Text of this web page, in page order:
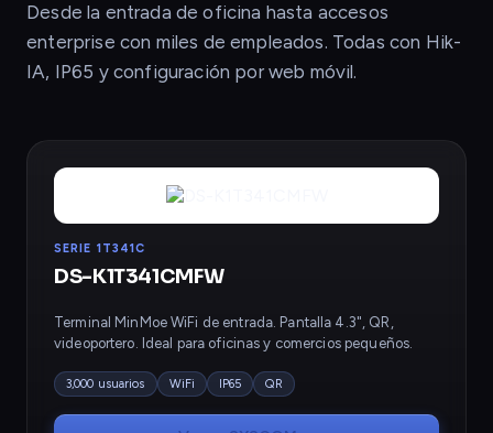
Desde la entrada de oficina hasta accesos
enterprise con miles de empleados. Todas con Hik-
IA, IP65 y configuración por web móvil.
SERIE 1T341C
DS-K1T341CMFW
Terminal MinMoe WiFi de entrada. Pantalla 4.3", QR,
videoportero. Ideal para oficinas y comercios pequeños.
3,000 usuarios WiFi IP65 QR